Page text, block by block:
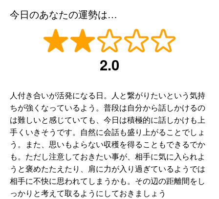
今日のあなたの運勢は…
2.0
人付き合いが活発になる日。人と繋がりたいという気持
ちが強くなっているよう。普段は自分から話しかけるの
は難しいと感じていても、今日は積極的に話しかけも上
手くいきそうです。自然に会話も盛り上がることでしょ
う。また、思いもよらない収穫を得ることもできるでか
も。ただし注意しておきたい事が、相手に気に入られよ
うと褒めたたえたり、肩に力が入り過ぎているようでは
相手に不快に思われてしまうかも。その辺の距離間をし
っかりと考えて取るようにしておきましょう